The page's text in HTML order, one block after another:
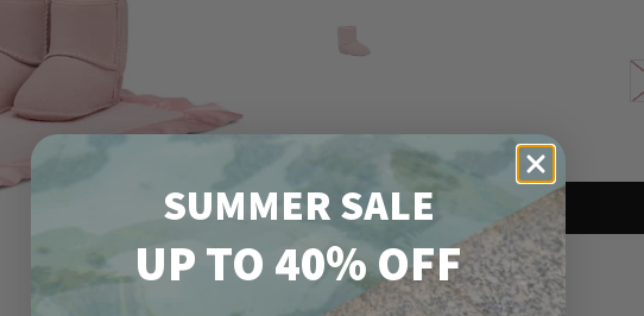
SUMMER SALE
UP TO 40% OFF